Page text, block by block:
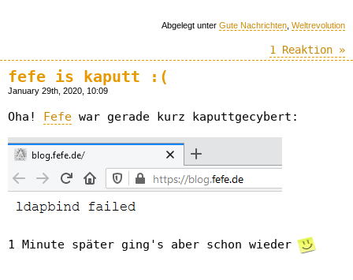
Abgelegt unter Gute Nachrichten Weltrevolution
1 Reaktion »
fefe is kaputt :(
January 29th, 2020, 10:09
Oha! Fefe war gerade kurz kaputtgecybert:
1 Minute später ging's aber schon wieder